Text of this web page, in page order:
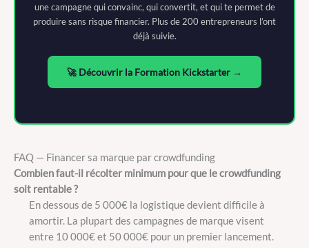
une campagne qui convainc, qui convertit, et qui te permet de
produire sans risque financier. Plus de 200 entrepreneurs l’ont
déjà suivie.
🚀 Découvrir la Formation Kickstarter →
FAQ — Financer sa marque par crowdfunding
Combien faut-il récolter minimum pour que le crowdfunding
soit rentable ?
En dessous de 5 000€ la logistique devient difficile à
amortir. La plupart des campagnes de marque visent
entre 10 000€ et 50 000€ pour un premier lancement.